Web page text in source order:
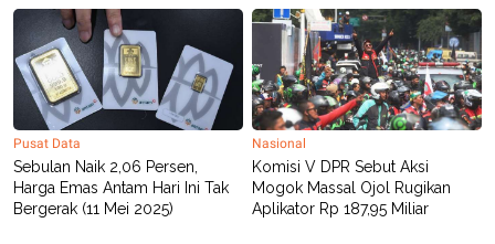
Pusat Data
Sebulan Naik 2,06 Persen,
Harga Emas Antam Hari Ini Tak
Bergerak (11 Mei 2025)
Nasional
Komisi V DPR Sebut Aksi
Mogok Massal Ojol Rugikan
Aplikator Rp 187,95 Miliar